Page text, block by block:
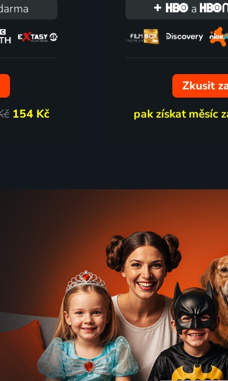
154 Kč
a
Zkusit
pak získat měsíc